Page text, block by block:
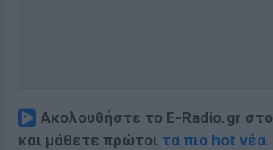
Ακολουθήστε το E-Radio.gr στο
και μάθετε πρώτοι τα πιο hot νέα.